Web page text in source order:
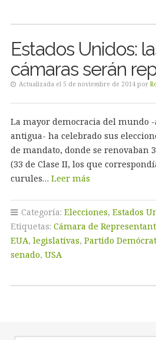
Estados Unidos:
cámaras serán
Actualizada el 5 de noviembre de 2014 por
La mayor democracia del mundo
antigua- ha celebrado sus
de mandato, donde se renovaban
(33 de Clase II, los que
curules… Leer más
Categoría: Elecciones, Estados
Etiquetas: Cámara de
EUA, legislativas, Partido
senado, USA